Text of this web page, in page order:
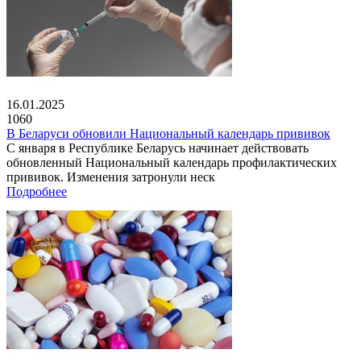
16.01.2025
1060
В Беларуси обновили Национальный календарь прививок
С января в Республике Беларусь начинает действовать
обновленный Национальный календарь профилактических
прививок. Изменения затронули неск
Подробнее